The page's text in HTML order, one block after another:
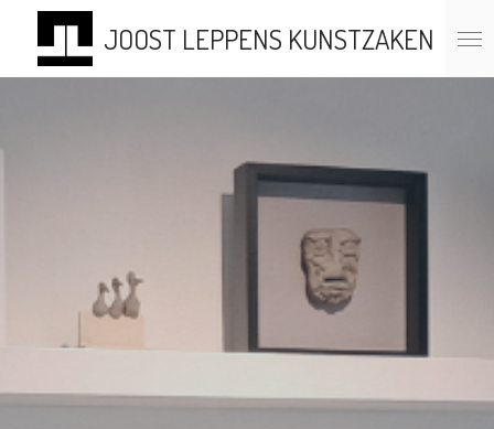
direct
naar
JOOST LEPPENS KUNSTZAKEN